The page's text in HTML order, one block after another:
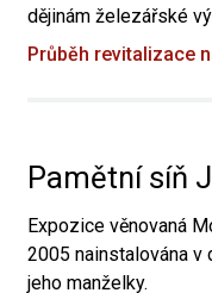
dějinám železářské
Průběh revitalizace
Pamětní síň
Expozice věnovaná
2005 nainstalována v
jeho manželky.